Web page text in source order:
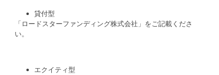
デ
ィ
貸付型
「ロードスターファンディング株式会社」をご記載くださ
い。
エクイティ型